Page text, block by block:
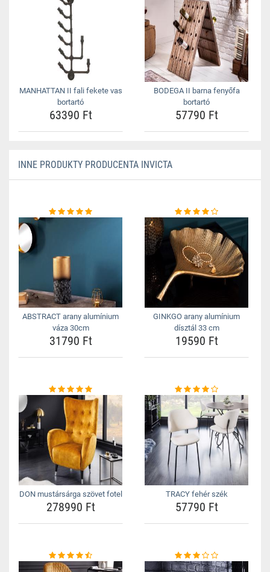
MANHATTAN II fali fekete vas
bortartó
63390 Ft
BODEGA II barna fenyőfa
bortartó
57790 Ft
INNE PRODUKTY PRODUCENTA INVICTA
ABSTRACT arany alumínium
váza 30cm
31790 Ft
GINKGO arany alumínium
dísztál 33 cm
19590 Ft
DON mustársárga szövet fotel
278990 Ft
TRACY fehér szék
57790 Ft